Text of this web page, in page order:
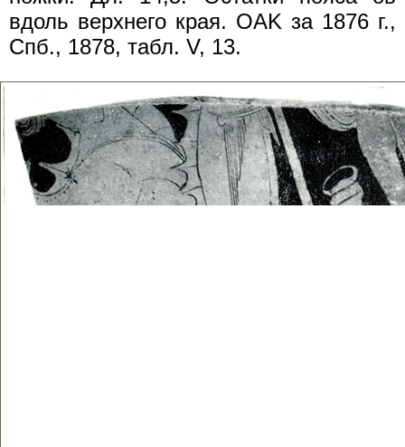
вдоль верхнего края. OAK за 1876 г.,
Спб., 1878, табл. V, 13.